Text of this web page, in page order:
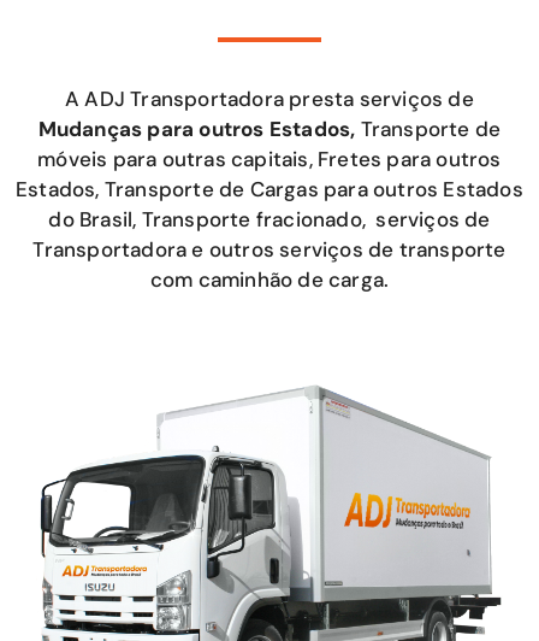
A ADJ Transportadora presta serviços de
Mudanças para outros Estados, Transporte de
móveis para outras capitais, Fretes para outros
Estados, Transporte de Cargas para outros Estados
do Brasil, Transporte fracionado, serviços de
Transportadora e outros serviços de transporte
com caminhão de carga.